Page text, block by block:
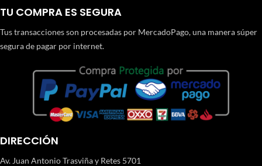
TU COMPRA ES SEGURA
Tus transacciones son procesadas por MercadoPago, una manera súper
segura de pagar por internet.
DIRECCIÓN
Av. Juan Antonio Trasviña y Retes 5701